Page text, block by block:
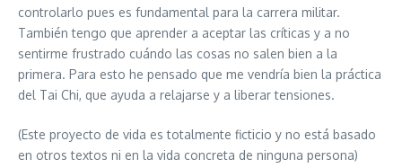
controlarlo pues es fundamental para la carrera militar.
También tengo que aprender a aceptar las críticas y a no
sentirme frustrado cuándo las cosas no salen bien a la
primera. Para esto he pensado que me vendría bien la práctica
del Tai Chi, que ayuda a relajarse y a liberar tensiones.
(Este proyecto de vida es totalmente ficticio y no está basado
en otros textos ni en la vida concreta de ninguna persona)